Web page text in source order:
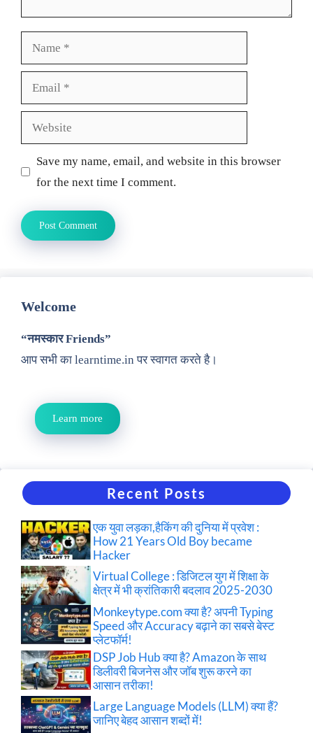
Website
Save my name, email, and website in this browser
for the next time I comment.
Welcome
“नमस्कार Friends”
आप सभी का learntime.in पर स्वागत करते है।
Learn more
Recent Posts
एक युवा लड़का,हैकिंग की दुनिया में प्रवेश :
How 21 Years Old Boy became
Hacker
Virtual College : डिजिटल युग में शिक्षा के
क्षेत्र में भी क्रांतिकारी बदलाव 2025-2030
Monkeytype.com क्या है? अपनी Typing
Speed और Accuracy बढ़ाने का सबसे बेस्ट
प्लेटफॉर्म!
DSP Job Hub क्या है? Amazon के साथ
डिलीवरी बिजनेस और जॉब शुरू करने का
आसान तरीका!
Large Language Models (LLM) क्या हैं?
जानिए बेहद आसान शब्दों में!